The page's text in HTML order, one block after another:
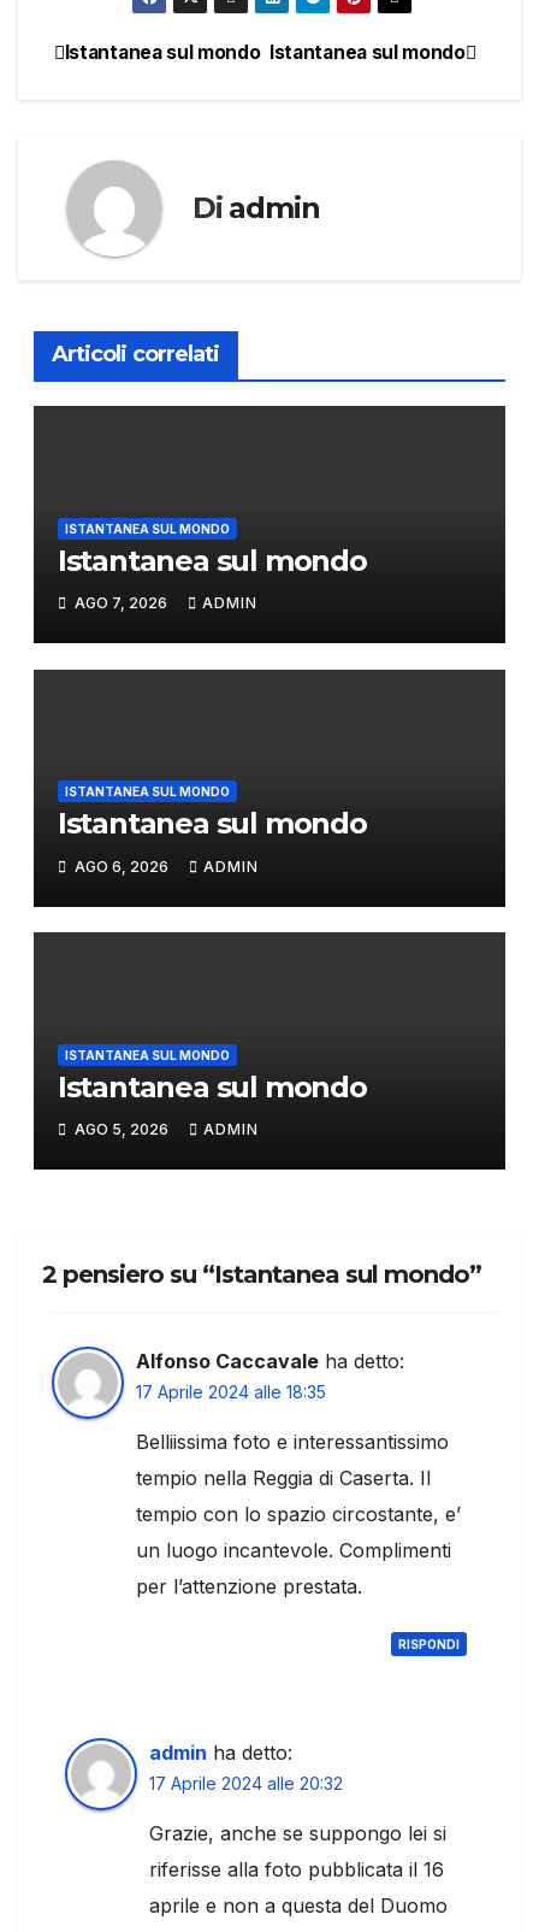
NavigazioneIstantanea sul mondo
Istantanea sul mondo
Di admin
Articoli correlati
ISTANTANEA SUL MONDO
Istantanea sul mondo
AGO 7, 2026 ADMIN
ISTANTANEA SUL MONDO
Istantanea sul mondo
AGO 6, 2026 ADMIN
ISTANTANEA SUL MONDO
Istantanea sul mondo
AGO 5, 2026 ADMIN
2 pensiero su “Istantanea sul mondo”
Alfonso Caccavale ha detto:
17 Aprile 2024 alle 18:35
Belliissima foto e interessantissimo
tempio nella Reggia di Caserta. Il
tempio con lo spazio circostante, e’
un luogo incantevole. Complimenti
per l’attenzione prestata.
RISPONDI
admin ha detto:
17 Aprile 2024 alle 20:32
Grazie, anche se suppongo lei si
riferisse alla foto pubblicata il 16
aprile e non a questa del Duomo